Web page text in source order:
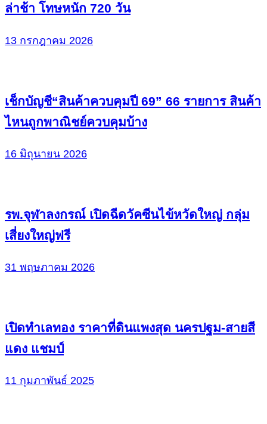
ล่าช้า โทษหนัก 720 วัน
13 กรกฎาคม 2026
เช็กบัญชี“สินค้าควบคุมปี 69” 66 รายการ สินค้า
ไหนถูกพาณิชย์ควบคุมบ้าง
16 มิถุนายน 2026
รพ.จุฬาลงกรณ์ เปิดฉีดวัคซีนไข้หวัดใหญ่ กลุ่ม
เสี่ยงใหญ่ฟรี
31 พฤษภาคม 2026
เปิดทำเลทอง ราคาที่ดินแพงสุด นครปฐม-สายสี
แดง แชมป์
11 กุมภาพันธ์ 2025